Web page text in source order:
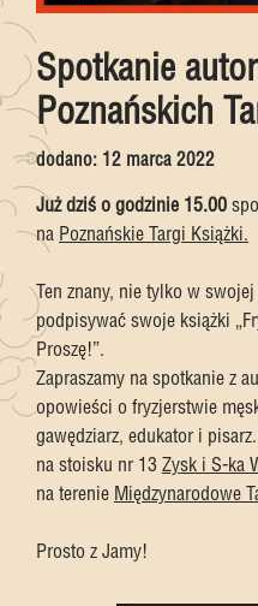
Spotkanie
Poznańskich
dodano: 12 marca 2022
Już dziś o godzinie 15.00
na Poznańskie Targi Książki.
Ten znany, nie tylko w
podpisywać swoje książki
Proszę!”.
Zapraszamy na spotkanie z
opowieści o fryzjerstwie
gawędziarz, edukator i
na stoisku nr 13 Zysk i S-ka
na terenie Międzynarodowe
Prosto z Jamy!